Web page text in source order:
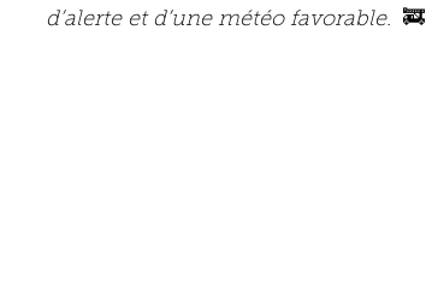
d’alerte et d’une météo favorable.  🚒